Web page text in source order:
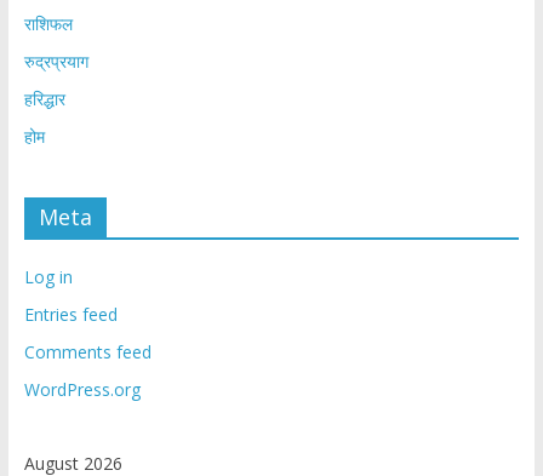
राशिफल
रुद्रप्रयाग
हरिद्धार
होम
Meta
Log in
Entries feed
Comments feed
WordPress.org
August 2026